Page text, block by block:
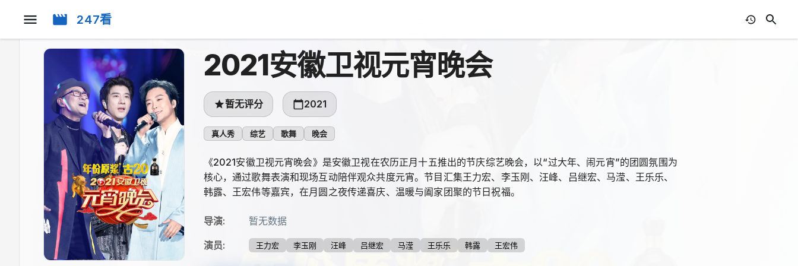
247看
2021安徽卫视元宵晚会
暂无评分 2021
真人秀 综艺 歌舞 晚会
《2021安徽卫视元宵晚会》是安徽卫视在农历正月十五推出的节庆综艺晚会，以“过大年、闹元宵”的团圆氛围为
核心，通过歌舞表演和现场互动陪伴观众共度元宵。节目汇集王力宏、李玉刚、汪峰、吕继宏、马滢、王乐乐、
韩露、王宏伟等嘉宾，在月圆之夜传递喜庆、温暖与阖家团聚的节日祝福。
导演: 暂无数据
演员: 王力宏 李玉刚 汪峰 吕继宏 马滢 王乐乐 韩露 王宏伟